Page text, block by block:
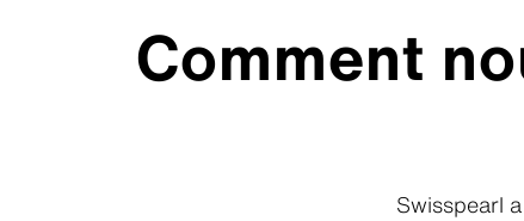
Comment
Swisspearl